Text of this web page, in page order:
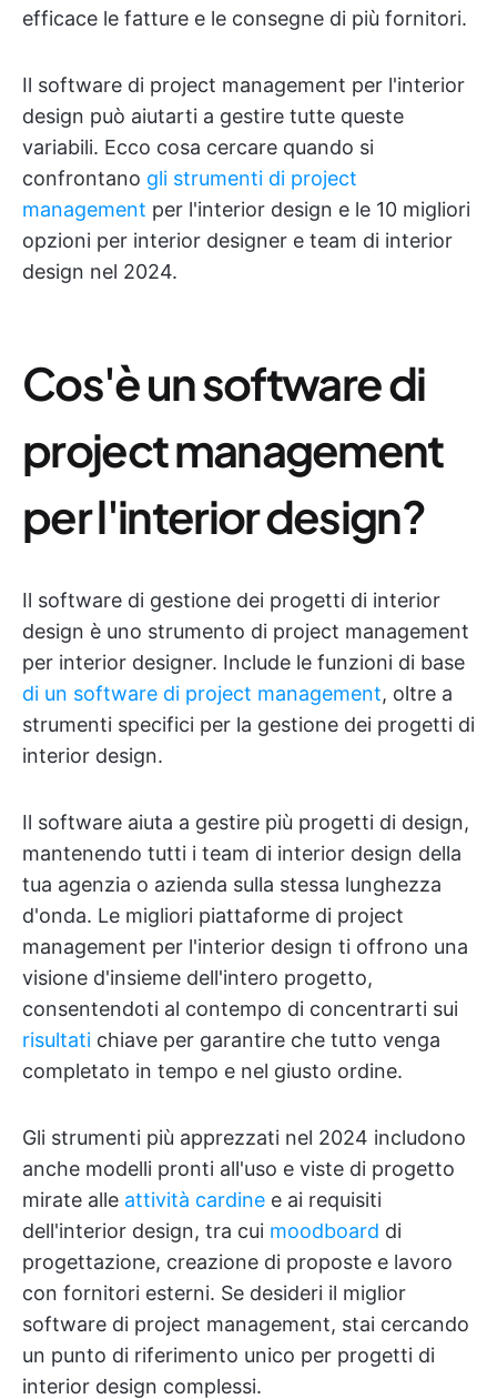
efficace le fatture e le consegne di più fornitori.
Il software di project management per l'interior
design può aiutarti a gestire tutte queste
variabili. Ecco cosa cercare quando si
confrontano gli strumenti di project
management per l'interior design e le 10 migliori
opzioni per interior designer e team di interior
design nel 2024.
Cos'è un software di
project management
per l'interior design?
Il software di gestione dei progetti di interior
design è uno strumento di project management
per interior designer. Include le funzioni di base
di un software di project management, oltre a
strumenti specifici per la gestione dei progetti di
interior design.
Il software aiuta a gestire più progetti di design,
mantenendo tutti i team di interior design della
tua agenzia o azienda sulla stessa lunghezza
d'onda. Le migliori piattaforme di project
management per l'interior design ti offrono una
visione d'insieme dell'intero progetto,
consentendoti al contempo di concentrarti sui
risultati chiave per garantire che tutto venga
completato in tempo e nel giusto ordine.
Gli strumenti più apprezzati nel 2024 includono
anche modelli pronti all'uso e viste di progetto
mirate alle attività cardine e ai requisiti
dell'interior design, tra cui moodboard di
progettazione, creazione di proposte e lavoro
con fornitori esterni. Se desideri il miglior
software di project management, stai cercando
un punto di riferimento unico per progetti di
interior design complessi.